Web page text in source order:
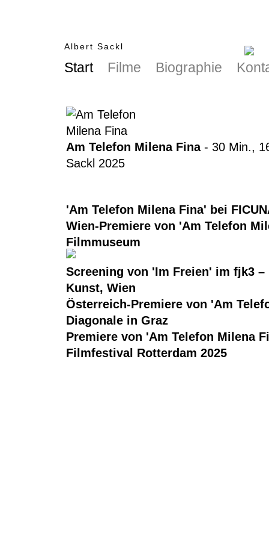
Albert Sackl
Start Filme Biographie
Am Telefon Milena Fina- 30 Min.,
Sackl 2025
'Am Telefon Milena Fina' bei
Wien-Premiere von 'Am Telefon
Filmmuseum
Screening von 'Im Freien' im fjk3
Kunst, Wien
Österreich-Premiere von 'Am
Diagonale in Graz
Premiere von 'Am Telefon Milena
Filmfestival Rotterdam 2025